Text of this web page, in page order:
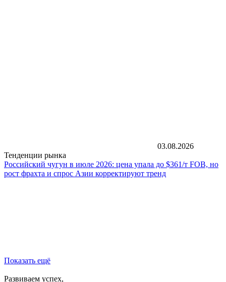
03.08.2026
Тенденции рынка
Российский чугун в июле 2026: цена упала до $361/т FOB, но
рост фрахта и спрос Азии корректируют тренд
Показать ещё
Развиваем успех,